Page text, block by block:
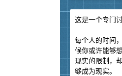
这是一个专门
每个人的时间
候你或许能够
现实的限制，
够成为现实。